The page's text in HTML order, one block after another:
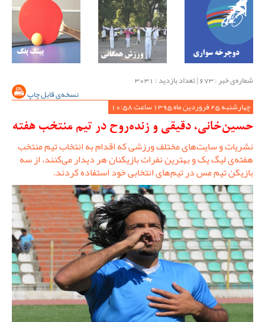
شماره‌ی خبر : ‌673 | تعداد بازدید : 3031
نسخه‌ی قابل چاپ
چهارشنبه 25 فروردین ماه 1395 ساعت 10:58
حسین‌خانی، دقیقی و زنده‌روح در تیم منتخب هفته
نشریات و سایت‌های مختلف ورزشی که اقدام به انتخاب تیم منتخب
هفته‌ی لیگ یک و بهترین نفرات بازیکنان هر دیدار می‌کنند، از سه
بازیکن تیم مس در تیم‌های انتخابی خود استفاده کردند.